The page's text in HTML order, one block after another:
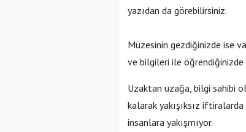
yazıdan da görebilirsiniz.
Müzesinin gezdiğinizde ise
ve bilgileri ile öğrendiğinizde
Uzaktan uzağa, bilgi sahibi
kalarak yakışıksız
insanlara yakışmıyor.